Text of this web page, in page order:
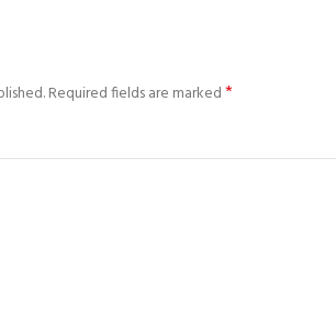
Required fields are marked*